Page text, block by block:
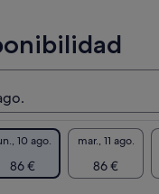
10 ago.
86 €
mar., 11 ago.
86 €